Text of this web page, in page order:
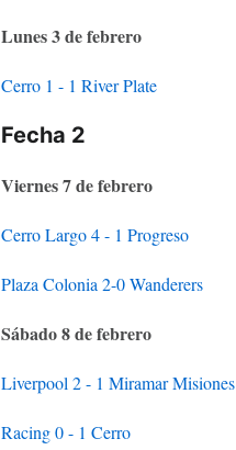
Lunes 3 de febrero
Cerro 1 - 1 River Plate
Fecha 2
Viernes 7 de febrero
Cerro Largo 4 - 1 Progreso
Plaza Colonia 2-0 Wanderers
Sábado 8 de febrero
Liverpool 2 - 1 Miramar Misiones
Racing 0 - 1 Cerro